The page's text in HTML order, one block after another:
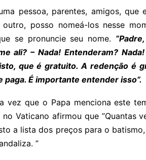
pessoa, parentes, amigos, que
posso nomeá-los nesse
se pronuncie seu nome.
ali? – Nada! Entenderam?
que é gratuito. A redenção é
paga. É importante entender isso”.
vez que o Papa menciona este
no Vaticano afirmou que ”Quantas
a lista dos preços para o
”